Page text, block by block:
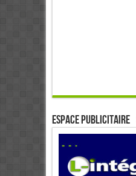
ESPACE PUBLICITAIRE